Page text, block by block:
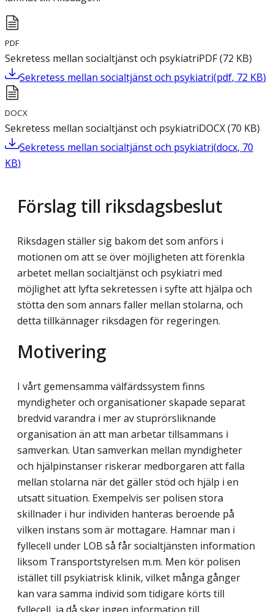
PDF
Sekretess mellan socialtjänst och psykiatriPDF(72 KB)
Sekretess mellan socialtjänst och psykiatri(pdf, 72 KB)
DOCX
Sekretess mellan socialtjänst och psykiatriDOCX(70 KB)
Sekretess mellan socialtjänst och psykiatri(docx, 70
KB)
Förslag till riksdagsbeslut
Riksdagen ställer sig bakom det som anförs i
motionen om att se över möjligheten att förenkla
arbetet mellan socialtjänst och psykiatri med
möjlighet att lyfta sekretessen i syfte att hjälpa och
stötta den som annars faller mellan stolarna, och
detta tillkännager riksdagen för regeringen.
Motivering
I vårt gemensamma välfärdssystem finns
myndigheter och organisationer skapade separat
bredvid varandra i mer av stuprörsliknande
organisation än att man arbetar tillsammans i
samverkan. Utan samverkan mellan myndigheter
och hjälpinstanser riskerar medborgaren att falla
mellan stolarna när det gäller stöd och hjälp i en
utsatt situation. Exempelvis ser polisen stora
skillnader i hur individen hanteras beroende på
vilken instans som är mottagare. Hamnar man i
fyllecell under LOB så får socialtjänsten information
liksom Transportstyrelsen m.m. Men kör polisen
istället till psykiatrisk klinik, vilket många gånger
kan vara samma individ som tidigare körts till